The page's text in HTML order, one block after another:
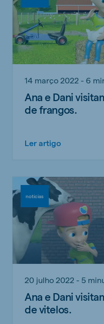
14 março 2022 - 6
Ana e Dani
de frangos.
Ler artigo
noticias
20 julho 2022 - 5
Ana e Dani
de vitelos.